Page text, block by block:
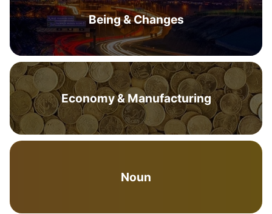
Being & Changes
Economy & Manufacturing
Noun